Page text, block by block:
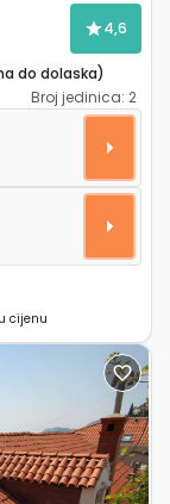
4,6
do dolaska)
Broj jedinica: 2
a
cijenu